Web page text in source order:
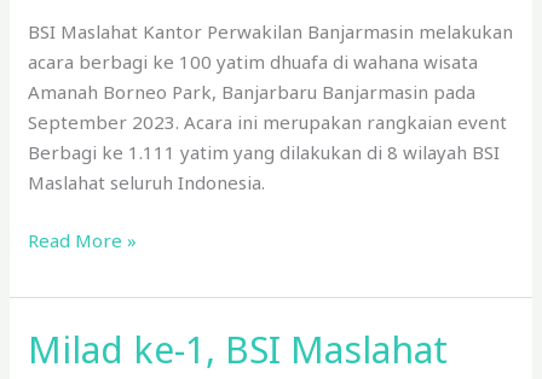
BSI Maslahat Kantor Perwakilan Banjarmasin melakukan
acara berbagi ke 100 yatim dhuafa di wahana wisata
Amanah Borneo Park, Banjarbaru Banjarmasin pada
September 2023. Acara ini merupakan rangkaian event
Berbagi ke 1.111 yatim yang dilakukan di 8 wilayah BSI
Maslahat seluruh Indonesia.
Read More »
Milad ke-1, BSI Maslahat
Milad
ke-